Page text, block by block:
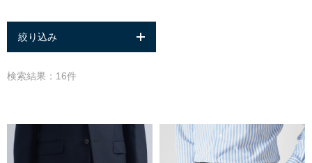
絞り込み
検索結果：16件